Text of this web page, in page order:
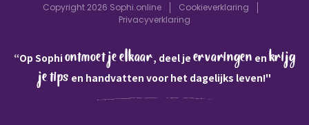
Copyright 2026 Sophi.online
Cookieverklaring
Privacyverklaring
“Op Sophiontmoet je elkaar, deel je ervaringen en krijg
je tips en handvatten voor het dagelijks leven!"